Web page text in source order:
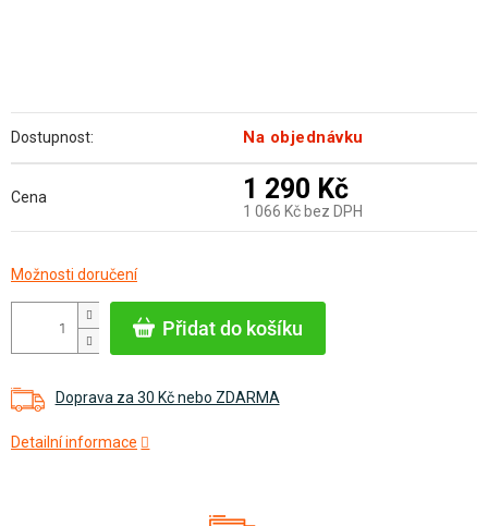
Přidat do košíku
Doprava za 30 Kč nebo ZDARMA
Detailní informace
Dostupnost: Na objednávku
Cena 1 290 Kč
1 066 Kč bez DPH
cena:
Možnosti doručení